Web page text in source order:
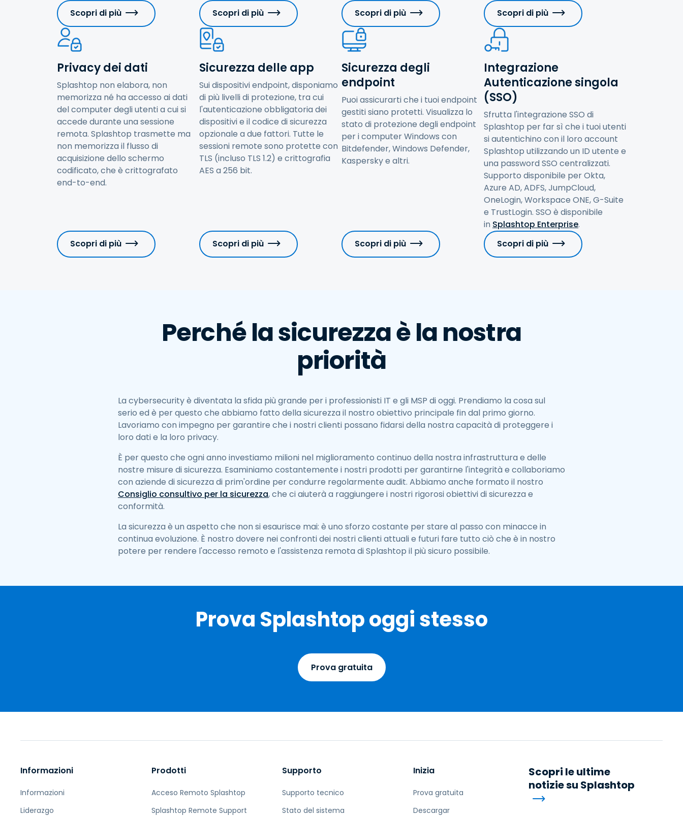
Scopri di più
Scopri di più
Scopri di più Scopri di più
Privacy dei dati
Splashtop non elabora, non
memorizza né ha accesso ai dati
del computer degli utenti a cui si
accede durante una sessione
remota. Splashtop trasmette ma
non memorizza il flusso di
acquisizione dello schermo
codificato, che è crittografato
end-to-end.
Scopri di più
Sicurezza delle app
Sui dispositivi endpoint, disponiamo
di più livelli di protezione, tra cui
l'autenticazione obbligatoria dei
dispositivi e il codice di sicurezza
opzionale a due fattori. Tutte le
sessioni remote sono protette con
TLS (incluso TLS 1.2) e crittografia
AES a 256 bit.
Scopri di più
Sicurezza degli
endpoint
Puoi assicurarti che i tuoi endpoint
gestiti siano protetti. Visualizza lo
stato di protezione degli endpoint
per i computer Windows con
Bitdefender, Windows Defender,
Kaspersky e altri.
Scopri di più
Integrazione
Autenticazione singola
(SSO)
Sfrutta l'integrazione SSO di
Splashtop per far sì che i tuoi utenti
si autentichino con il loro account
Splashtop utilizzando un ID utente e
una password SSO centralizzati.
Supporto disponibile per Okta,
Azure AD, ADFS, JumpCloud,
OneLogin, Workspace ONE, G-Suite
e TrustLogin. SSO è disponibile
in Splashtop Enterprise.
Scopri di più
Perché la sicurezza è la nostra
priorità
La cybersecurity è diventata la sfida più grande per i professionisti IT e gli MSP di oggi. Prendiamo la cosa sul
serio ed è per questo che abbiamo fatto della sicurezza il nostro obiettivo principale fin dal primo giorno.
Lavoriamo con impegno per garantire che i nostri clienti possano fidarsi della nostra capacità di proteggere i
loro dati e la loro privacy.
È per questo che ogni anno investiamo milioni nel miglioramento continuo della nostra infrastruttura e delle
nostre misure di sicurezza. Esaminiamo costantemente i nostri prodotti per garantirne l'integrità e collaboriamo
con aziende di sicurezza di prim'ordine per condurre regolarmente audit. Abbiamo anche formato il nostro
Consiglio consultivo per la sicurezza, che ci aiuterà a raggiungere i nostri rigorosi obiettivi di sicurezza e
conformità.
La sicurezza è un aspetto che non si esaurisce mai: è uno sforzo costante per stare al passo con minacce in
continua evoluzione. È nostro dovere nei confronti dei nostri clienti attuali e futuri fare tutto ciò che è in nostro
potere per rendere l'accesso remoto e l'assistenza remota di Splashtop il più sicuro possibile.
Prova Splashtop oggi stesso
Prova gratuita
Informazioni
Informazioni
Liderazgo
Prodotti
Acceso Remoto Splashtop
Splashtop Remote Support
Supporto
Supporto tecnico
Stato del sistema
Inizia
Prova gratuita
Descargar
Scopri le ultime
notizie su Splashtop